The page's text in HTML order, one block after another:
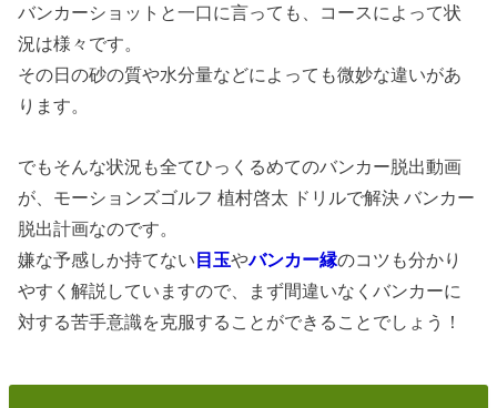
バンカーショットと一口に言っても、コースによって状
況は様々です。
その日の砂の質や水分量などによっても微妙な違いがあ
ります。
でもそんな状況も全てひっくるめてのバンカー脱出動画
が、モーションズゴルフ 植村啓太 ドリルで解決 バンカー
脱出計画なのです。
嫌な予感しか持てない目玉やバンカー縁のコツも分かり
やすく解説していますので、まず間違いなくバンカーに
対する苦手意識を克服することができることでしょう！